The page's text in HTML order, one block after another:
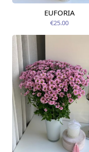
Pieejams šodien
EUFORIA
€25.00